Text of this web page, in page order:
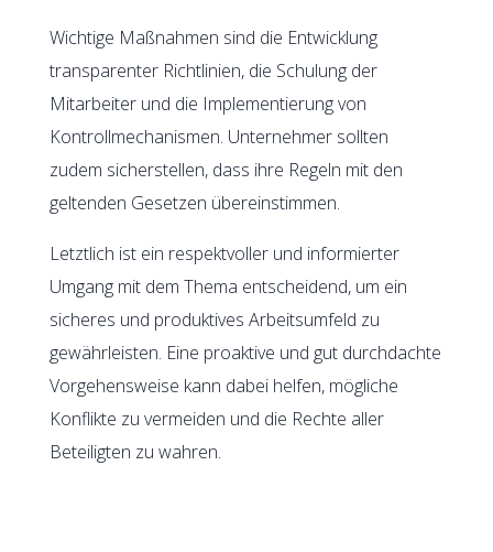
Wichtige Maßnahmen sind die Entwicklung
transparenter Richtlinien, die Schulung der
Mitarbeiter und die Implementierung von
Kontrollmechanismen. Unternehmer sollten
zudem sicherstellen, dass ihre Regeln mit den
geltenden Gesetzen übereinstimmen.
Letztlich ist ein respektvoller und informierter
Umgang mit dem Thema entscheidend, um ein
sicheres und produktives Arbeitsumfeld zu
gewährleisten. Eine proaktive und gut durchdachte
Vorgehensweise kann dabei helfen, mögliche
Konflikte zu vermeiden und die Rechte aller
Beteiligten zu wahren.